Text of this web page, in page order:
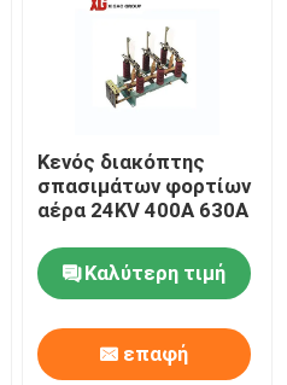
Κενός διακόπτης
σπασιμάτων φορτίων
αέρα 24KV 400A 630A
Καλύτερη τιμή
επαφή